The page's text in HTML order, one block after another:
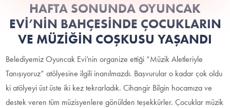
HAFTA SONUNDA OYUNCAK
EVİ’NİN BAHÇESİNDE ÇOCUKLARIN
VE MÜZİĞİN COŞKUSU YAŞANDI
Belediyemiz Oyuncak Evi’nin organize ettiği “Müzik Aletleriyle
Tanışıyoruz” atölyesine ilgili inanılmazdı. Başvurular o kadar çok oldu
ki atölyeyi üst üste iki kez tekrarladık. Cihangir Bilgin hocamıza ve
destek veren tüm müzisyenlere gönülden teşekkürler. Çocuklar müzik